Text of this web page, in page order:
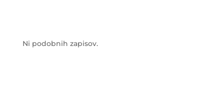
Ni podobnih zapisov.